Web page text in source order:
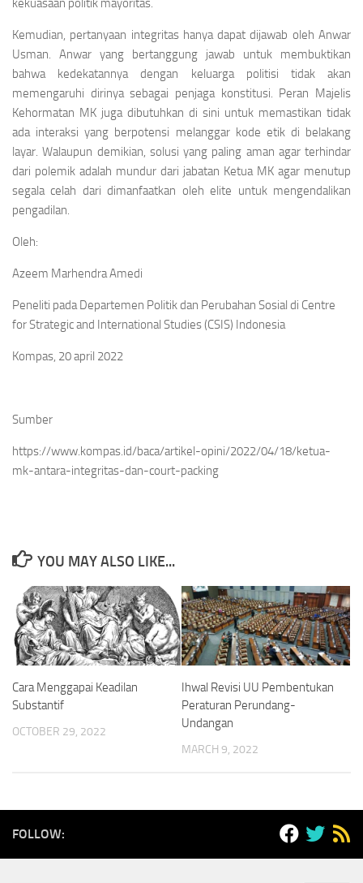
kekuasaan politik mayoritas.
Kemudian, pertanyaan integritas hanya dapat dijawab oleh Anwar
Usman. Anwar yang bertanggung jawab untuk membuktikan
bahwa kedekatannya dengan keluarga politisi tidak akan
memengaruhi dirinya sebagai penjaga konstitusi. Peran Majelis
Kehormatan MK juga dibutuhkan di sini untuk memastikan tidak
ada interaksi yang berpotensi melanggar kode etik di belakang
layar. Walaupun demikian, solusi yang paling aman agar terhindar
dari polemik adalah mundur dari jabatan Ketua MK agar menutup
segala celah dari dimanfaatkan oleh elite untuk mengendalikan
pengadilan.
Oleh:
Azeem Marhendra Amedi
Peneliti pada Departemen Politik dan Perubahan Sosial di Centre
for Strategic and International Studies (CSIS) Indonesia
Kompas, 20 april 2022
Sumber
https://www.kompas.id/baca/artikel-opini/2022/04/18/ketua-
mk-antara-integritas-dan-court-packing
YOU MAY ALSO LIKE...
Cara Menggapai Keadilan
Substantif
OCTOBER 29, 2022
Ihwal Revisi UU Pembentukan
Peraturan Perundang-
Undangan
MARCH 9, 2022
FOLLOW: